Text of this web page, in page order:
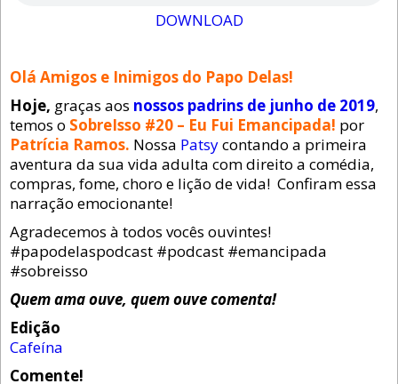
DOWNLOAD
Olá Amigos e Inimigos do Papo Delas!
Hoje, graças aos nossos padrins de junho de 2019,
temos o SobreIsso #20 – Eu Fui Emancipada! por
Patrícia Ramos. Nossa Patsycontando a primeira
aventura da sua vida adulta com direito a comédia,
compras, fome, choro e lição de vida! Confiram essa
narração emocionante!
Agradecemos à todos vocês ouvintes!
#papodelaspodcast #podcast #emancipada
#sobreisso
Quem ama ouve, quem ouve comenta!
Edição
Cafeína
Comente!